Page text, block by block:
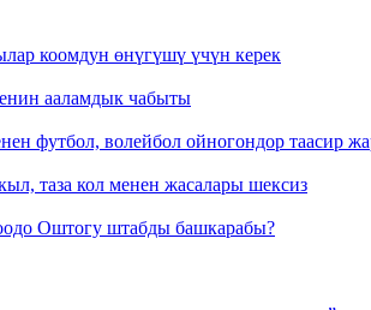
коомдун өнүгүшү үчүн керек
ааламдык чабыты
футбол, волейбол ойногондор таасир
таза кол менен жасалары шексиз
Оштогу штабды башкарабы?